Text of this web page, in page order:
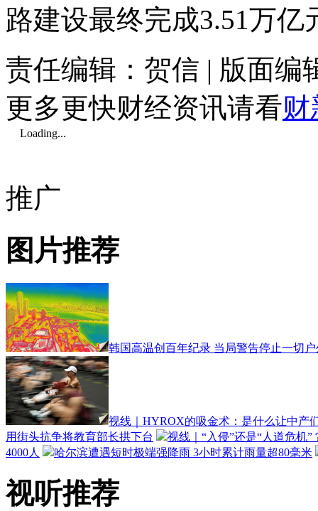
路建设最终完成3.51万亿
责任编辑：贺信 | 版面编
更多更快财经资讯请看财
Loading...
推广
图片推荐
韩国高温创百年纪录 当局警告停止一切
视线｜HYROX的吸金术：是什么让中产
用街头抗争将教育部长拱下台
视线｜“入侵”还是“人道危机
4000人
哈尔滨遭遇短时极端强降雨 3小时累计雨量超80毫米
视听推荐